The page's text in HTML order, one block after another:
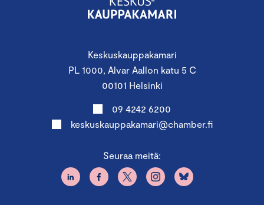
Keskuskauppakamari
PL 1000, Alvar Aallon katu 5 C
00101 Helsinki
09 4242 6200
keskuskauppakamari@chamber.fi
Seuraa meitä: